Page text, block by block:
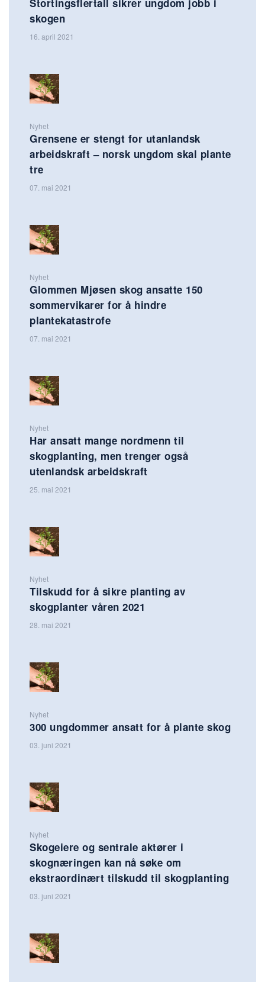
Stortingsflertall sikrer ungdom jobb i
skogen
16. april 2021
Nyhet
Grensene er stengt for utanlandsk
arbeidskraft – norsk ungdom skal plante
tre
07. mai 2021
Nyhet
Glommen Mjøsen skog ansatte 150
sommervikarer for å hindre
plantekatastrofe
07. mai 2021
Nyhet
Har ansatt mange nordmenn til
skogplanting, men trenger også
utenlandsk arbeidskraft
25. mai 2021
Nyhet
Tilskudd for å sikre planting av
skogplanter våren 2021
28. mai 2021
Nyhet
300 ungdommer ansatt for å plante skog
03. juni 2021
Nyhet
Skogeiere og sentrale aktører i
skognæringen kan nå søke om
ekstraordinært tilskudd til skogplanting
03. juni 2021